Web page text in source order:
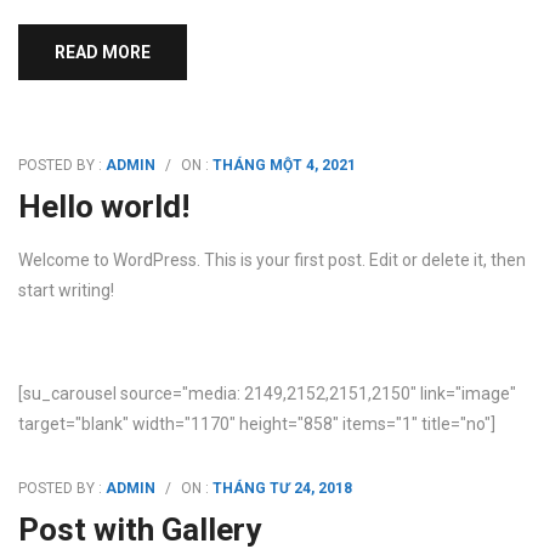
READ MORE
POSTED BY : ADMIN / ON : THÁNG MỘT 4, 2021
Hello world!
Welcome to WordPress. This is your first post. Edit or delete it, then
start writing!
[su_carousel source="media: 2149,2152,2151,2150" link="image"
target="blank" width="1170" height="858" items="1" title="no"]
POSTED BY : ADMIN / ON : THÁNG TƯ 24, 2018
Post with Gallery